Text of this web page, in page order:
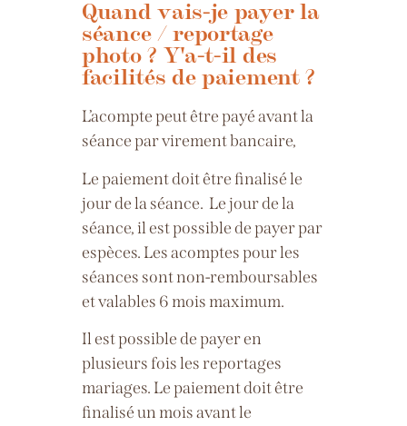
Quand vais-je payer la
séance / reportage
photo ? Y'a-t-il des
facilités de paiement ?
L’acompte peut être payé avant la
séance par virement bancaire,
Le paiement doit être finalisé le
jour de la séance. Le jour de la
séance, il est possible de payer par
espèces. Les acomptes pour les
séances sont non-remboursables
et valables 6 mois maximum.
Il est possible de payer en
plusieurs fois les reportages
mariages. Le paiement doit être
finalisé un mois avant le